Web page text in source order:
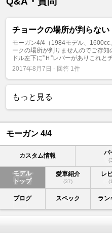
チョークの場所が判らない
モーガン4/4（1984モデル、
ークの場所が判りませんのでご存
ドル左下に”Ｈ”レバーがありこれと
2017年8月7日 - 回答 1件
もっと見る
モーガン 4/4
カスタム情報 パ
モデル
トップ
愛車紹介
(37)
レ
ブログ スペック ラン